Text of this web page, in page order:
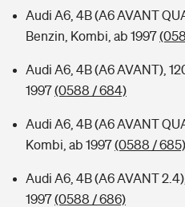
Audi A6, 4B (A6 AVANT
Benzin, Kombi, ab 1997
Audi A6, 4B (A6 AVANT),
1997(0588 / 684)
Audi A6, 4B (A6 AVANT
Kombi, ab 1997(0588 / 685)
Audi A6, 4B (A6 AVANT
1997(0588 / 686)